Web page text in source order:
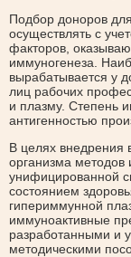
Подбор доноров
осуществлять с
факторов,
иммуногенеза.
вырабатывается у
лиц рабочих
и плазму. Степень
антигенностью
В целях внедрения
организма
унифицированной
состоянием
гипериммунной
иммуноактивные
разработанными и
методическими